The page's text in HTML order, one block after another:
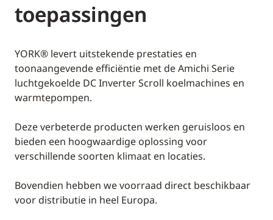
toepassingen
YORK® levert uitstekende prestaties en
toonaangevende efficiëntie met de Amichi Serie
luchtgekoelde DC Inverter Scroll koelmachines en
warmtepompen.
Deze verbeterde producten werken geruisloos en
bieden een hoogwaardige oplossing voor
verschillende soorten klimaat en locaties.
Bovendien hebben we voorraad direct beschikbaar
voor distributie in heel Europa.